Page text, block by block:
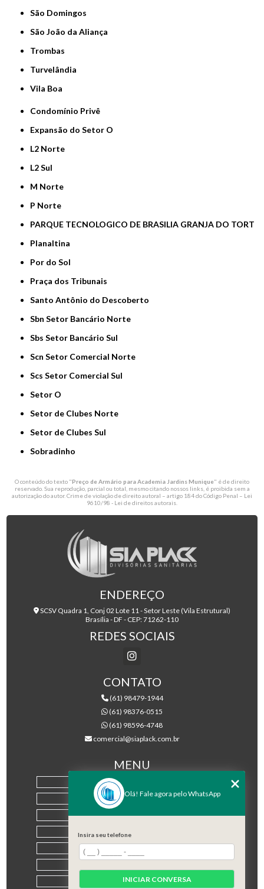
São Domingos
São João da Aliança
Trombas
Turvelândia
Vila Boa
Condomínio Privê
Expansão do Setor O
L2 Norte
L2 Sul
M Norte
P Norte
PARQUE TECNOLOGICO DE BRASILIA GRANJA DO TORT
Planaltina
Por do Sol
Praça dos Tribunais
Santo Antônio do Descoberto
Sbn Setor Bancário Norte
Sbs Setor Bancário Sul
Scn Setor Comercial Norte
Scs Setor Comercial Sul
Setor O
Setor de Clubes Norte
Setor de Clubes Sul
Sobradinho
O conteúdo do texto "Preço de Armário para Academia Jardins Munique" é de direito
reservado. Sua reprodução, parcial ou total, mesmo citando nossos links, é proibida sem a
autorização do autor. Crime de violação de direito autoral – artigo 184 do Código Penal – Lei
9610/98 - Lei de direitos autorais
ENDEREÇO
SCSV Quadra 1, Conj 02 Lote 11 - Setor Leste (Vila Estrutural)
Brasília - DF - CEP: 71262-110
REDES SOCIAIS
CONTATO
(61) 98479-1944
(61) 98376-0515
(61) 98596-4748
comercial@siaplack.com.br
MENU
EMPRESA
PRODUTOS
MAPA DO SITE
Olá! Fale agora pelo WhatsApp
Insira seu telefone
INICIAR CONVERSA